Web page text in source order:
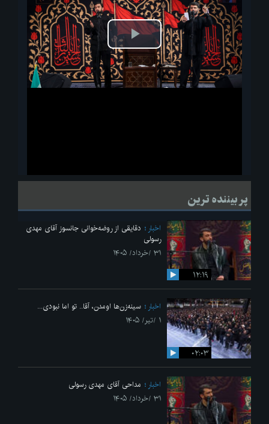
پخش
ویدیو
لحظاتی از قرائت زیارت اربعین امام حسین(ع) در مراسم عزاداری هیئات
پر بیننده ترین
۱۲:۱۹
اخبار
دقایقی از روضه‌خوانی جانسوز آقای مهدی
رسولی
۳۱ /خرداد/ ۱۴۰۵
۰۲:۰۳
اخبار
سینه‌زن‌ها اومدن،‌ آقا.. تو اما نبودی...
۱ /تیر/ ۱۴۰۵
اخبار
مداحی آقای مهدی رسولی
۳۱ /خرداد/ ۱۴۰۵